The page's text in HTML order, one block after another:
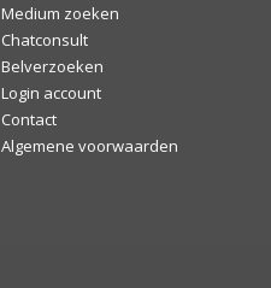
Medium zoeken
Chatconsult
Belverzoeken
Login account
Contact
Algemene voorwaarden